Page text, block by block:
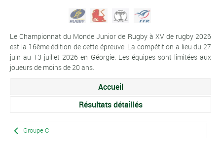
Le Championnat du Monde Junior de Rugby à XV de rugby 2026
est la 16ème édition de cette épreuve. La compétition a lieu du 27
juin au 13 juillet 2026 en Géorgie. Les équipes sont limitées aux
joueurs de moins de 20 ans.
Accueil
Résultats détaillés
Groupe C